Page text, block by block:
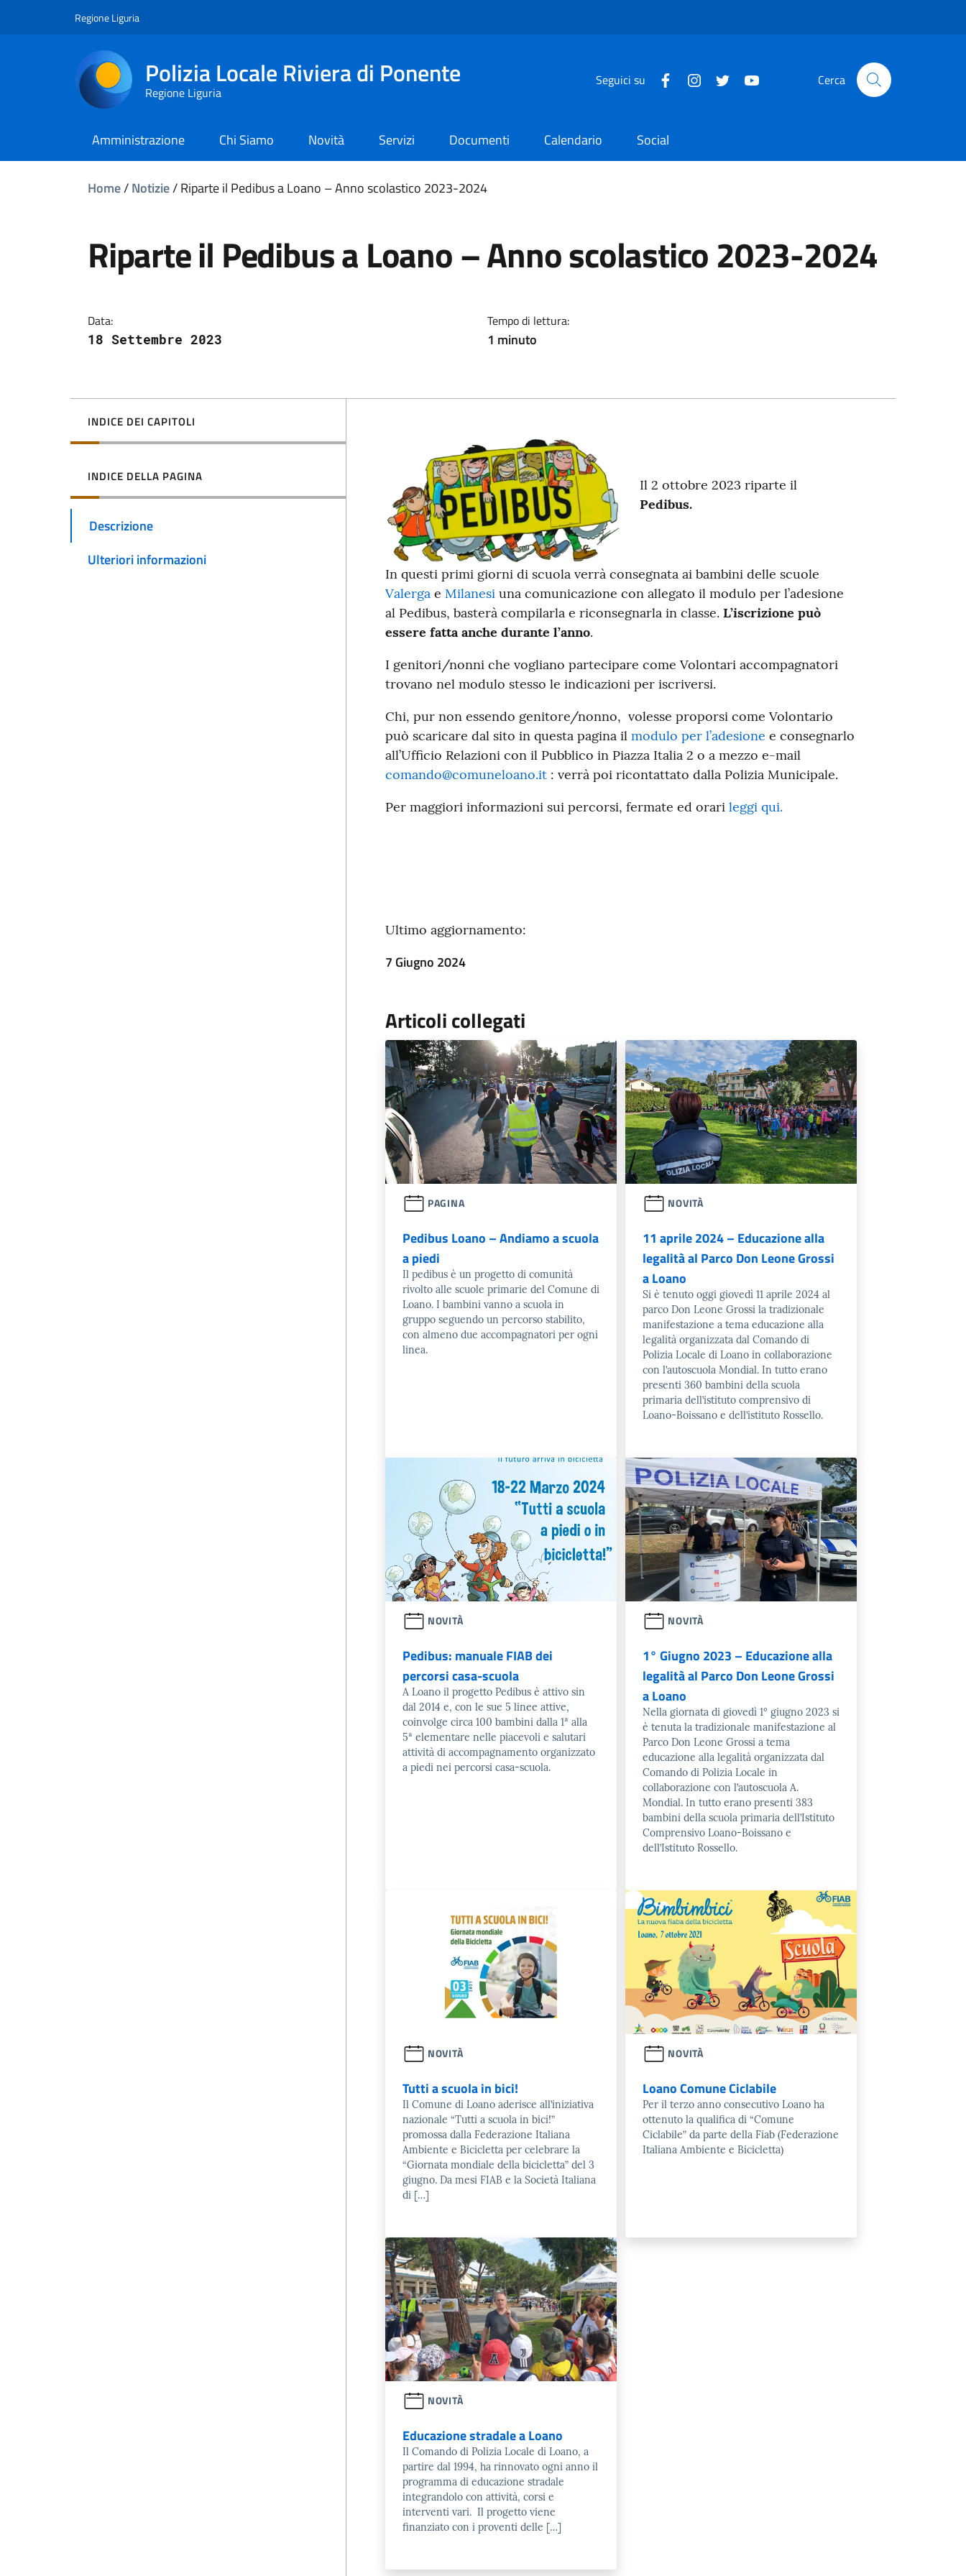
Regione Liguria
Polizia Locale Riviera di Ponente
Regione Liguria
Seguici su Cerca
Amministrazione Chi Siamo Novità Servizi Documenti Calendario Social
Home/Notizie/Riparte il Pedibus a Loano – Anno scolastico 2023-2024
Riparte il Pedibus a Loano – Anno scolastico 2023-2024
Data:
18 Settembre 2023
Tempo di lettura:
1 minuto
INDICE DEI CAPITOLI
INDICE DELLA PAGINA
Descrizione
Ulteriori informazioni
Il 2 ottobre 2023 riparte il
Pedibus.
In questi primi giorni di scuola verrà consegnata ai bambini delle scuole
Valergae Milanesiuna comunicazione con allegato il modulo per l’adesione
al Pedibus, basterà compilarla e riconsegnarla in classe. L’iscrizione può
essere fatta anche durante l’anno.
I genitori/nonni che vogliano partecipare come Volontari accompagnatori
trovano nel modulo stesso le indicazioni per iscriversi.
Chi, pur non essendo genitore/nonno, volesse proporsi come Volontario
può scaricare dal sito in questa pagina il modulo per l’adesione e consegnarlo
all’Ufficio Relazioni con il Pubblico in Piazza Italia 2 o a mezzo e-mail
comando@comuneloano.it: verrà poi ricontattato dalla Polizia Municipale.
Per maggiori informazioni sui percorsi, fermate ed orari leggi qui.
Ultimo aggiornamento:
7 Giugno 2024
Articoli collegati
PAGINA
Pedibus Loano – Andiamo a scuola
a piedi
Il pedibus è un progetto di comunità
rivolto alle scuole primarie del Comune di
Loano. I bambini vanno a scuola in
gruppo seguendo un percorso stabilito,
con almeno due accompagnatori per ogni
linea.
NOVITÀ
11 aprile 2024 – Educazione alla
legalità al Parco Don Leone Grossi
a Loano
Si è tenuto oggi giovedì 11 aprile 2024 al
parco Don Leone Grossi la tradizionale
manifestazione a tema educazione alla
legalità organizzata dal Comando di
Polizia Locale di Loano in collaborazione
con l’autoscuola Mondial. In tutto erano
presenti 360 bambini della scuola
primaria dell’istituto comprensivo di
Loano-Boissano e dell’istituto Rossello.
NOVITÀ
Pedibus: manuale FIAB dei
percorsi casa-scuola
A Loano il progetto Pedibus è attivo sin
dal 2014 e, con le sue 5 linee attive,
coinvolge circa 100 bambini dalla 1ª alla
5ª elementare nelle piacevoli e salutari
attività di accompagnamento organizzato
a piedi nei percorsi casa-scuola.
NOVITÀ
1° Giugno 2023 – Educazione alla
legalità al Parco Don Leone Grossi
a Loano
Nella giornata di giovedì 1° giugno 2023 si
è tenuta la tradizionale manifestazione al
Parco Don Leone Grossi a tema
educazione alla legalità organizzata dal
Comando di Polizia Locale in
collaborazione con l’autoscuola A.
Mondial. In tutto erano presenti 383
bambini della scuola primaria dell’Istituto
Comprensivo Loano-Boissano e
dell’Istituto Rossello.
NOVITÀ
Tutti a scuola in bici!
Il Comune di Loano aderisce all’iniziativa
nazionale “Tutti a scuola in bici!”
promossa dalla Federazione Italiana
Ambiente e Bicicletta per celebrare la
“Giornata mondiale della bicicletta” del 3
giugno. Da mesi FIAB e la Società Italiana
di […]
NOVITÀ
Loano Comune Ciclabile
Per il terzo anno consecutivo Loano ha
ottenuto la qualifica di “Comune
Ciclabile” da parte della Fiab (Federazione
Italiana Ambiente e Bicicletta)
NOVITÀ
Educazione stradale a Loano
Il Comando di Polizia Locale di Loano, a
partire dal 1994, ha rinnovato ogni anno il
programma di educazione stradale
integrandolo con attività, corsi e
interventi vari. Il progetto viene
finanziato con i proventi delle […]